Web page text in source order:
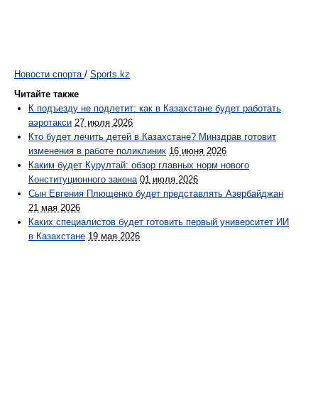
Новости спорта / Sports.kz
Читайте также
К подъезду не подлетит: как в Казахстане будет работать
аэротакси 27 июля 2026
Кто будет лечить детей в Казахстане? Минздрав готовит
изменения в работе поликлиник 16 июня 2026
Каким будет Курултай: обзор главных норм нового
Конституционного закона 01 июля 2026
Сын Евгения Плющенко будет представлять Азербайджан
21 мая 2026
Каких специалистов будет готовить первый университет ИИ
в Казахстане 19 мая 2026